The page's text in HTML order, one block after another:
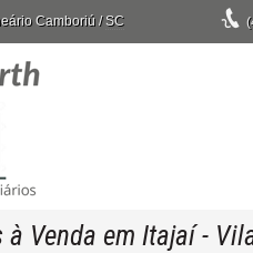
Camboriú /SC
Venda em Itajaí -